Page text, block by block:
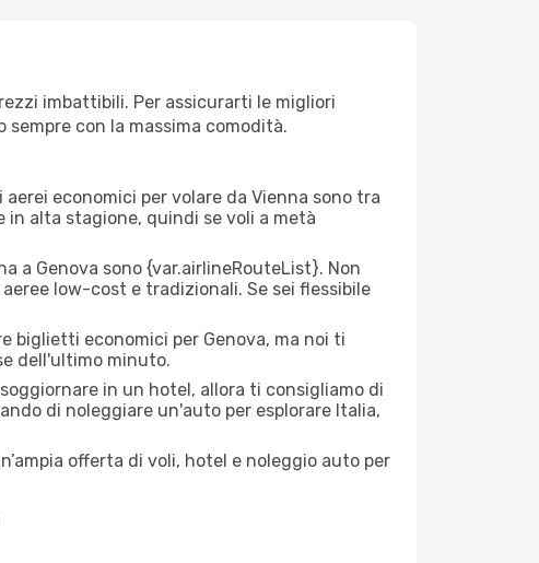
imbattibili. Per assicurarti le migliori
con la massima comodità.
economici per volare da Vienna sono tra
alta stagione, quindi se voli a metà
a Genova sono {​var.airlineRouteList}. Non
low-cost e tradizionali. Se sei flessibile
biglietti economici per Genova, ma noi ti
dell'ultimo minuto.
in un hotel, allora ti consigliamo di
di noleggiare un'auto per esplorare Italia,
offerta di voli, hotel e noleggio auto per